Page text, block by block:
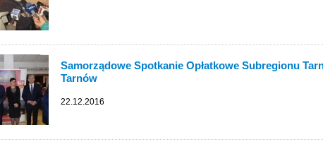
Samorządowe Spotkanie Opłatkowe Subregionu
Tarnów
22.12.2016